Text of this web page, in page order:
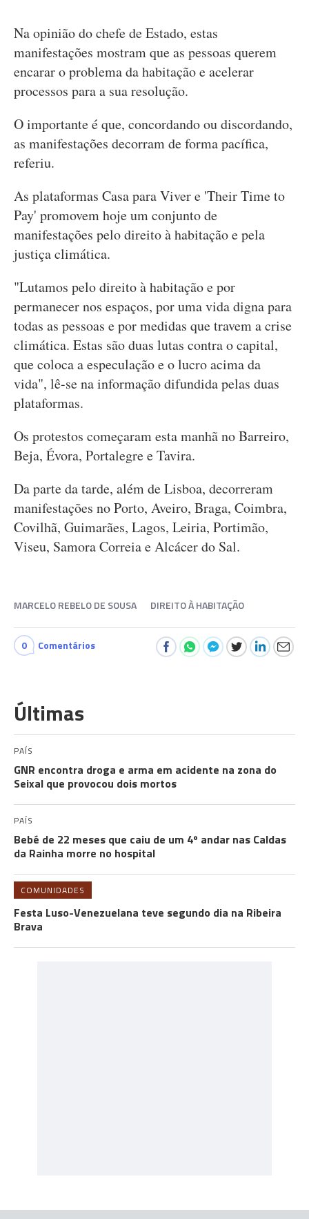
Na opinião do chefe de Estado, estas
manifestações mostram que as pessoas querem
encarar o problema da habitação e acelerar
processos para a sua resolução.
O importante é que, concordando ou discordando,
as manifestações decorram de forma pacífica,
referiu.
As plataformas Casa para Viver e 'Their Time to
Pay' promovem hoje um conjunto de
manifestações pelo direito à habitação e pela
justiça climática.
"Lutamos pelo direito à habitação e por
permanecer nos espaços, por uma vida digna para
todas as pessoas e por medidas que travem a crise
climática. Estas são duas lutas contra o capital,
que coloca a especulação e o lucro acima da
vida", lê-se na informação difundida pelas duas
plataformas.
Os protestos começaram esta manhã no Barreiro,
Beja, Évora, Portalegre e Tavira.
Da parte da tarde, além de Lisboa, decorreram
manifestações no Porto, Aveiro, Braga, Coimbra,
Covilhã, Guimarães, Lagos, Leiria, Portimão,
Viseu, Samora Correia e Alcácer do Sal.
MARCELO REBELO DE SOUSA DIREITO À HABITAÇÃO
0 Comentários
Últimas
PAÍS
GNR encontra droga e arma em acidente na zona do
Seixal que provocou dois mortos
PAÍS
Bebé de 22 meses que caiu de um 4º andar nas Caldas
da Rainha morre no hospital
COMUNIDADES
Festa Luso-Venezuelana teve segundo dia na Ribeira
Brava